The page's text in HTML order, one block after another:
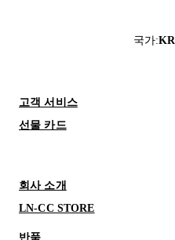
국가:KR
고객 서비스
선물 카드
회사 소개
LN-CC STORE
반품